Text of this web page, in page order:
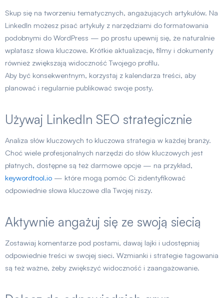
Skup się na tworzeniu tematycznych, angażujących artykułów. Na
LinkedIn możesz pisać artykuły z narzędziami do formatowania
podobnymi do WordPress — po prostu upewnij się, że naturalnie
wplatasz słowa kluczowe. Krótkie aktualizacje, filmy i dokumenty
również zwiększają widoczność Twojego profilu.
Aby być konsekwentnym, korzystaj z kalendarza treści, aby
planować i regularnie publikować swoje posty.
Używaj LinkedIn SEO strategicznie
Analiza słów kluczowych to kluczowa strategia w każdej branży.
Choć wiele profesjonalnych narzędzi do słów kluczowych jest
płatnych, dostępne są też darmowe opcje — na przykład,
keywordtool.io — które mogą pomóc Ci zidentyfikować
odpowiednie słowa kluczowe dla Twojej niszy.
Aktywnie angażuj się ze swoją siecią
Zostawiaj komentarze pod postami, dawaj lajki i udostępniaj
odpowiednie treści w swojej sieci. Wzmianki i strategie tagowania
są też ważne, żeby zwiększyć widoczność i zaangażowanie.